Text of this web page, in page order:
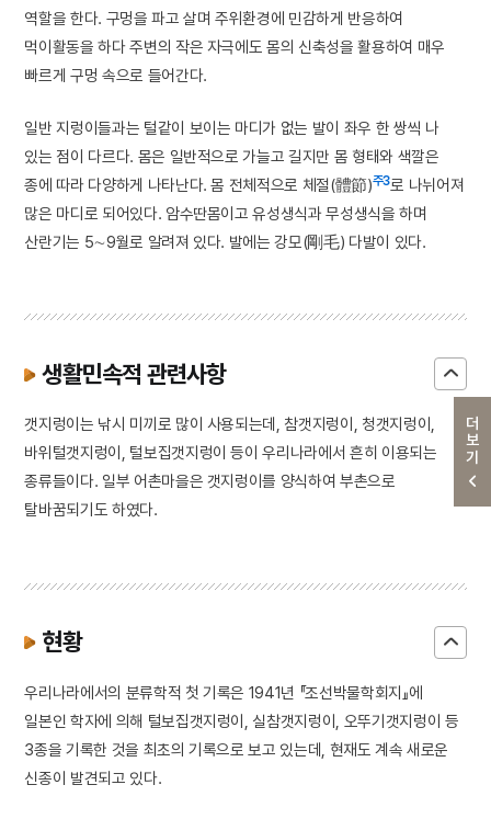
더보기
역할을 한다. 구멍을 파고 살며 주위환경에 민감하게 반응하여
먹이활동을 하다 주변의 작은 자극에도 몸의 신축성을 활용하여 매우
빠르게 구멍 속으로 들어간다.
일반 지렁이들과는 털같이 보이는 마디가 없는 발이 좌우 한 쌍씩 나
있는 점이 다르다. 몸은 일반적으로 가늘고 길지만 몸 형태와 색깔은
종에 따라 다양하게 나타난다. 몸 전체적으로 체절(體節)주3로 나뉘어져
많은 마디로 되어있다. 암수딴몸이고 유성생식과 무성생식을 하며
산란기는 5∼9월로 알려져 있다. 발에는 강모(剛毛) 다발이 있다.
생활민속적 관련사항
갯지렁이는 낚시 미끼로 많이 사용되는데, 참갯지렁이, 청갯지렁이,
바위털갯지렁이, 털보집갯지렁이 등이 우리나라에서 흔히 이용되는
종류들이다. 일부 어촌마을은 갯지렁이를 양식하여 부촌으로
탈바꿈되기도 하였다.
현황
우리나라에서의 분류학적 첫 기록은 1941년 『조선박물학회지』에
일본인 학자에 의해 털보집갯지렁이, 실참갯지렁이, 오뚜기갯지렁이 등
3종을 기록한 것을 최초의 기록으로 보고 있는데, 현재도 계속 새로운
신종이 발견되고 있다.